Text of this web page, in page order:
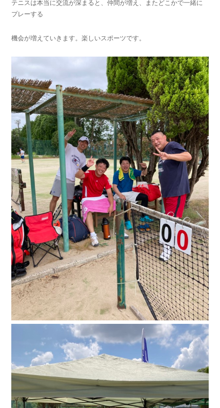
テニスは本当に交流が深まると、仲間が増え、またどこかで一緒に
プレーする
機会が増えていきます。楽しいスポーツです。